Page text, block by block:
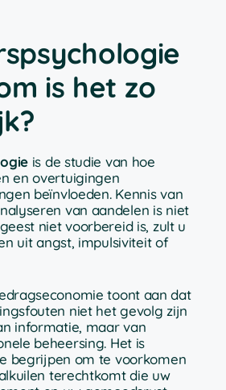
is het zo
is de studie van hoe
en overtuigingen
beïnvloeden. Kennis van
van aandelen is niet
niet voorbereid is, zult u
uit angst, impulsiviteit of
toont aan dat
niet het gevolg zijn
informatie, maar van
beheersing. Het is
begrijpen om te voorkomen
terechtkomt die uw